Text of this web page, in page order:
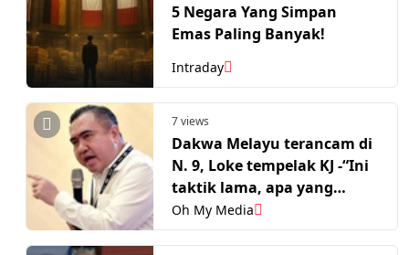
5 Negara Yang Simpan
Emas Paling Banyak!
Intraday
7 views
Dakwa Melayu terancam di
N. 9, Loke tempelak KJ -“Ini
taktik lama, apa yang
terancam?”
Oh My Media